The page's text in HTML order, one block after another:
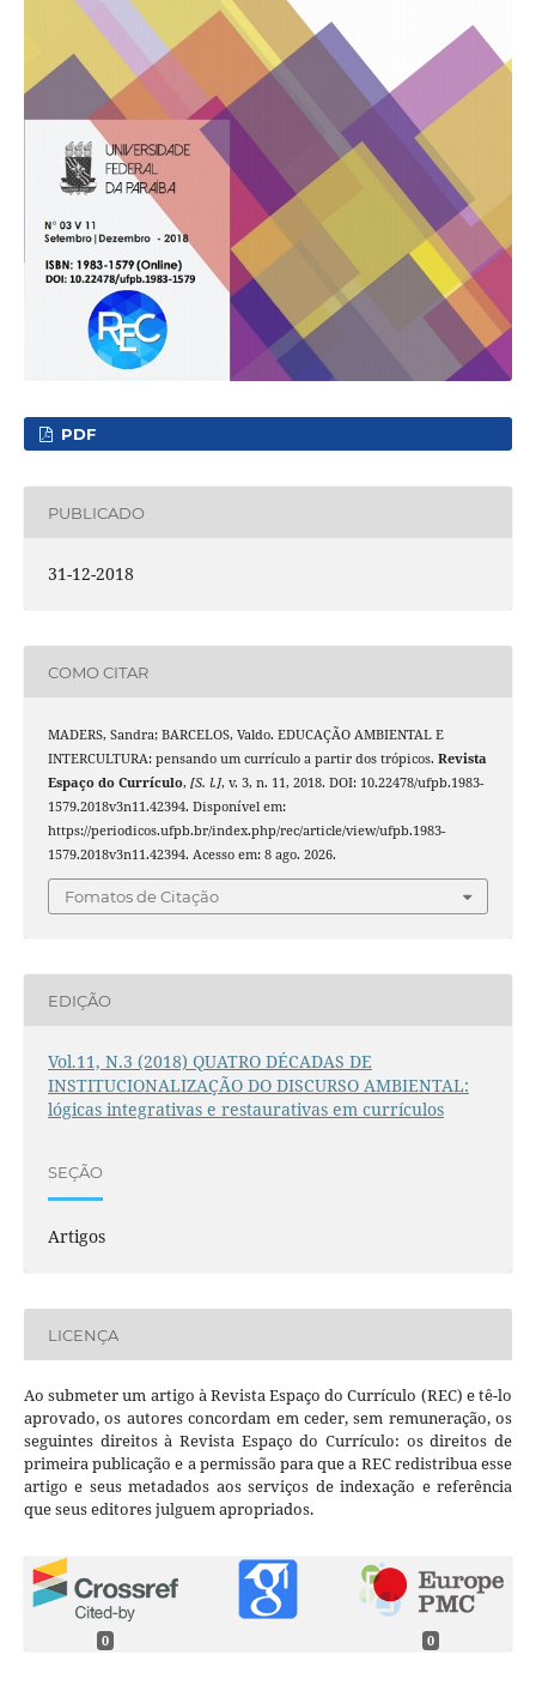
PDF
PUBLICADO
31-12-2018
COMO CITAR
MADERS, Sandra; BARCELOS, Valdo. EDUCAÇÃO AMBIENTAL E
INTERCULTURA: pensando um currículo a partir dos trópicos. Revista
Espaço do Currículo, [S. l.], v. 3, n. 11, 2018. DOI: 10.22478/ufpb.1983-
1579.2018v3n11.42394. Disponível em:
https://periodicos.ufpb.br/index.php/rec/article/view/ufpb.1983-
1579.2018v3n11.42394. Acesso em: 8 ago. 2026.
Fomatos de Citação
EDIÇÃO
Vol.11, N.3 (2018) QUATRO DÉCADAS DE
INSTITUCIONALIZAÇÃO DO DISCURSO AMBIENTAL:
lógicas integrativas e restaurativas em currículos
SEÇÃO
Artigos
LICENÇA
Ao submeter um artigo à Revista Espaço do Currículo (REC) e tê-lo
aprovado, os autores concordam em ceder, sem remuneração, os
seguintes direitos à Revista Espaço do Currículo: os direitos de
primeira publicação e a permissão para que a REC redistribua esse
artigo e seus metadados aos serviços de indexação e referência
que seus editores julguem apropriados.
0 0